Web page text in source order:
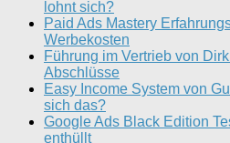
lohnt sich?
Paid Ads Mastery
Werbekosten
Führung im Vertrieb von
Abschlüsse
Easy Income System von
sich das?
Google Ads Black Edition
enthüllt